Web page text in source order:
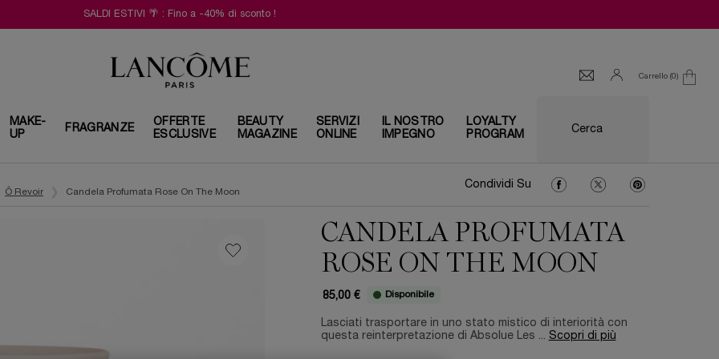
SALDI ESTIVI 🌴 : Fino a -40% di sconto !
Carrello 0
0 prodotto
MAKE-
UP
FRAGRANZE
OFFERTE
ESCLUSIVE
BEAUTY
MAGAZINE
SERVIZI
ONLINE
IL NOSTRO
IMPEGNO
LOYALTY
PROGRAM
Cerca
Ô Revoir Candela Profumata Rose On The Moon
Condividi Su Condividi Su Facebook
Condividi Su Twitter
Condividi Su
CANDELA PROFUMATA
ROSE ON THE MOON
85,00 € Disponibile
Lasciati trasportare in uno stato mistico di interiorità con
questa reinterpretazione di Absolue Les ... Scopri di più